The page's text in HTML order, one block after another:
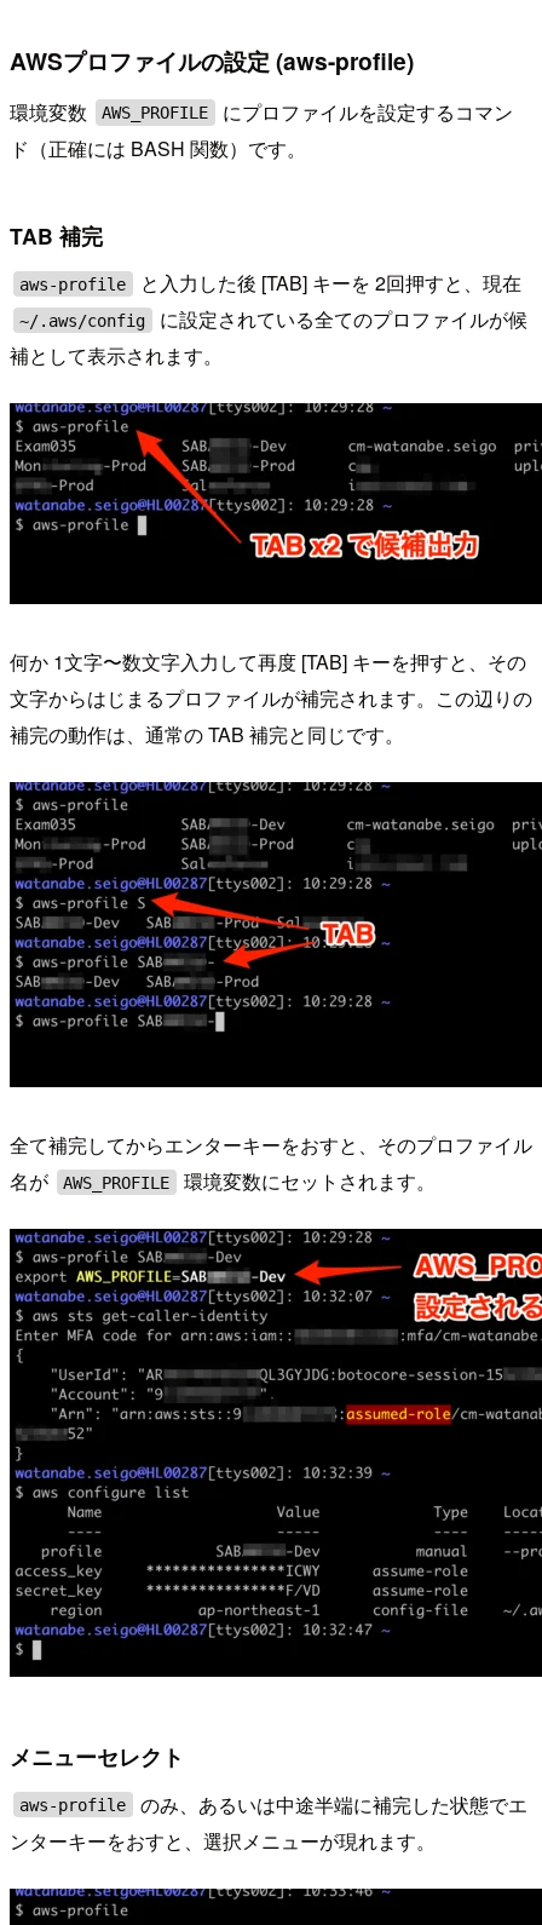
AWSプロファイルの設定 (aws-profile)
環境変数 AWS_PROFILE
にプロファイルを設定するコマン
ド（正確には BASH 関数）です。
TAB 補完
aws-profile と入力した後 [TAB] キーを 2回押すと、現在
~/.aws/config
に設定されている全てのプロファイルが候
補として表示されます。
何か 1文字〜数文字入力して再度 [TAB] キーを押すと、その
文字からはじまるプロファイルが補完されます。この辺りの
補完の動作は、通常の TAB 補完と同じです。
全て補完してからエンターキーをおすと、そのプロファイル
名が
AWS_PROFILE 環境変数にセットされます。
メニューセレクト
aws-profile
のみ、あるいは中途半端に補完した状態でエ
ンターキーをおすと、選択メニューが現れます。